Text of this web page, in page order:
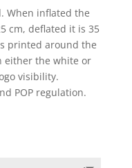
When inflated the
cm, deflated it is 35
printed around the
either the white or
visibility.
POP regulation.